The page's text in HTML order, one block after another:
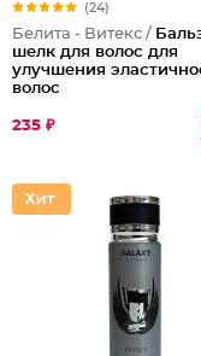
(24)
Белита - Витекс /
шелк для волос для
улучшения
волос
235 ₽